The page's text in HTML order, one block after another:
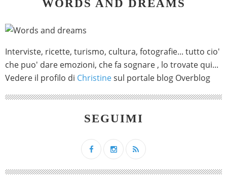
WORDS AND DREAMS
Interviste, ricette, turismo, cultura, fotografie... tutto cio'
che puo' dare emozioni, che fa sognare , lo trovate qui...
Vedere il profilo di Christinesul portale blog Overblog
SEGUIMI